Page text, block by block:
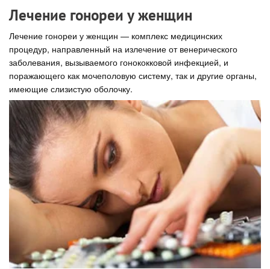
Лечение гонореи у женщин
Лечение гонореи у женщин — комплекс медицинских
процедур, направленный на излечение от венерического
заболевания, вызываемого гонококковой инфекцией, и
поражающего как мочеполовую систему, так и другие органы,
имеющие слизистую оболочку.